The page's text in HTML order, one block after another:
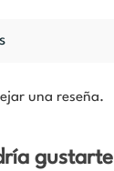
una reseña.
gustarte